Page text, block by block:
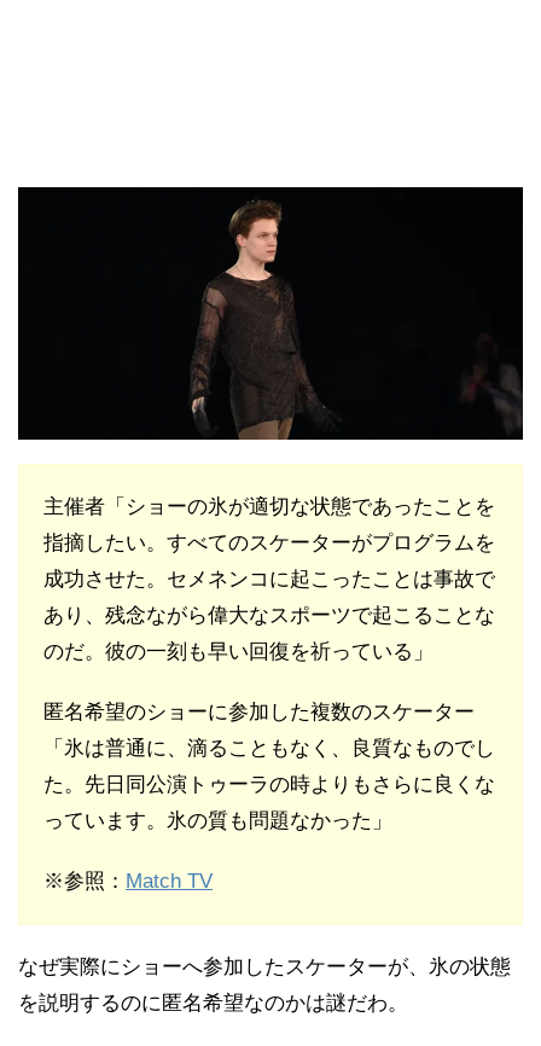
主催者「ショーの氷が適切な状態であったことを
指摘したい。すべてのスケーターがプログラムを
成功させた。セメネンコに起こったことは事故で
あり、残念ながら偉大なスポーツで起こることな
のだ。彼の一刻も早い回復を祈っている」
匿名希望のショーに参加した複数のスケーター
「氷は普通に、滴ることもなく、良質なものでし
た。先日同公演トゥーラの時よりもさらに良くな
っています。氷の質も問題なかった」
※参照： Match TV
なぜ実際にショーへ参加したスケーターが、氷の状態
を説明するのに匿名希望なのかは謎だわ。